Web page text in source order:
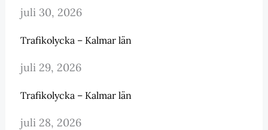
juli 30, 2026
Trafikolycka – Kalmar län
juli 29, 2026
Trafikolycka – Kalmar län
juli 28, 2026